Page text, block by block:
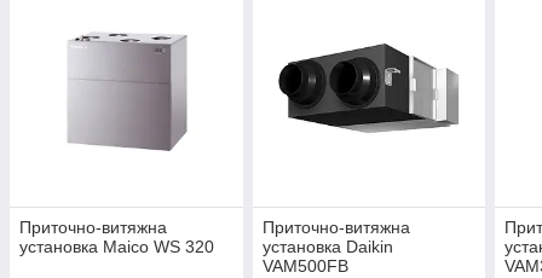
Приточно-витяжна
установка Maico WS 320
Приточно-витяжна
установка Daikin
VAM500FB